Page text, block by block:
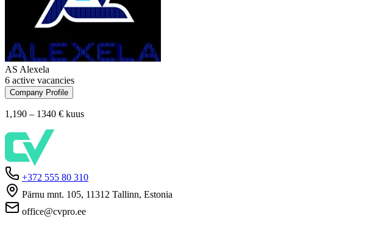
AS Alexela
6 active vacancies
Company Profile
1,190 – 1340 € kuus
+372 555 80 310
Pärnu mnt. 105, 11312 Tallinn, Estonia
office@cvpro.ee